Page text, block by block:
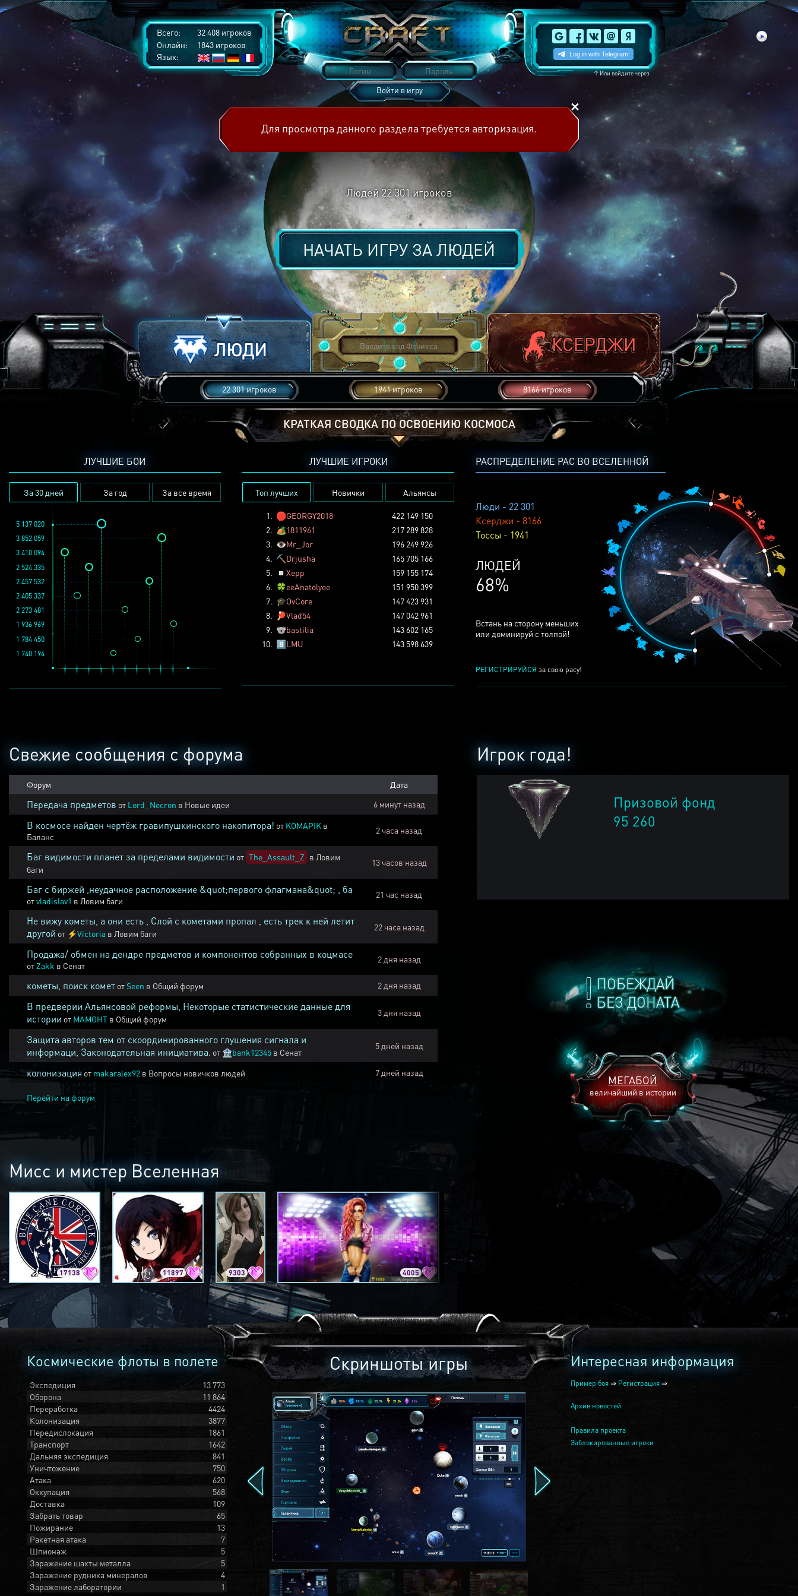
Всего:
32 408 игроков
Онлайн:
1843 игроков
Язык:
↑Или войдите через
Войти в игру
Для просмотра данного раздела требуется авторизация.
Людей 22 301 игроков
НАЧАТЬ ИГРУ ЗАЛЮДЕЙ
22 301 игроков 1941 игроков 8166 игроков
КРАТКАЯ СВОДКА ПО ОСВОЕНИЮ КОСМОСА
РАСПРЕДЕЛЕНИЕ РАС ВО ВСЕЛЕННОЙ
Люди - 22 301
Ксерджи - 8166
Тоссы - 1941
КСЕРДЖЕЙ
25%
Встань на сторону меньших
или доминируй с толпой!
РЕГИСТРИРУЙСЯ за свою расу!
ЛУЧШИЕ БОИ
За 30 дней За год За все время
1 936 969
3 852 059
2 457 532
1 784 450
2 273 481
1 740 194
5 137 020
2 524 335
2 405 337
3 410 094
ЛУЧШИЕ ИГРОКИ
Топ лучших Новички Альянсы
1. 🛑GEORGY2018
422 149 150
2. 🏕️1811961
217 289 828
3. 👁️Mr_Jor
196 249 926
4. ⛏️ Drjusha
165 705 166
5.
◽ Xepp
159 155 174
6. 🍀eeAnatolyee
151 950 399
7. 🎓OvCore
147 423 931
8.
🏓Vlad54
147 042 961
9. 🐨bastilia
143 602 165
10. 8️⃣LMU 143 598 639
ПОБЕЖДАЙ
БЕЗ ДОНАТА
МЕГАБОЙ
величайший в истории
Игрок года!
Призовой фонд
95 260
Свежие сообщения с форума
Форум Дата
Передача предметов от Lord_Necron в Новые идеи 6 минут назад
В космосе найден чертёж гравипушкинского накопитора! от KOMAPIK в
Баланс
2 часа назад
Баг видимости планет за пределами видимости от The_Assault_Z в Ловим
баги
13 часов назад
Баг с биржей ,неудачное расположение &quot;первого флагмана&quot; , ба
отvladislav1 в Ловим баги
21 час назад
Не вижу кометы, а они есть , Слой с кометами пропал , есть трек к ней летит
другой от ⚡Victoria в Ловим баги
22 часа назад
Продажа/ обмен на дендре предметов и компонентов собранных в коцмасе
от Zakk в Сенат
2 дня назад
кометы, поиск комет отSeen в Общий форум 2 дня назад
В предверии Альянсовой реформы, Некоторые статистические данные для
истории от MAMOHT в Общий форум
3 дня назад
Защита авторов тем от скоординированного глушения сигнала и
информаци, Законодательная инициатива. от 🏦bank12345 в Сенат
5 дней назад
колонизация от makaralex92 в Вопросы новичков людей 7 дней назад
Перейти на форум
Мисс и мистер Вселенная
17138 11897 9303 4005 2240
Космические флоты в полете
Экспедиция
13 773
Оборона
11 864
Переработка
4424
Колонизация
3877
Передислокация
1861
Транспорт
1642
Дальняя экспедиция
841
Уничтожение
750
Атака
620
Оккупация
568
Доставка
109
Забрать товар
65
Пожирание
13
Ракетная атака
7
Шпионаж
5
Заражение шахты металла
5
Заражение рудника минералов
4
Заражение лаборатории
1
Скриншоты игры Интересная информация
Пример боя ⇒ Регистрация ⇒
Архив новостей
Правила проекта
Заблокированные игроки